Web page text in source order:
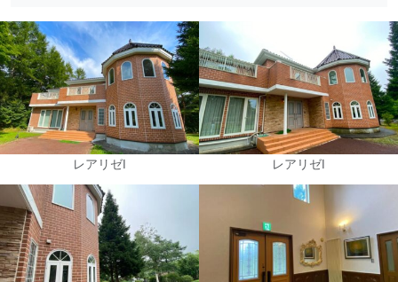
レアリゼⅠ レアリゼⅠ